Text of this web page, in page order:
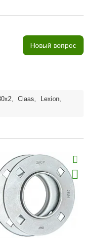
Новый вопрос
, Claas, Lexion,